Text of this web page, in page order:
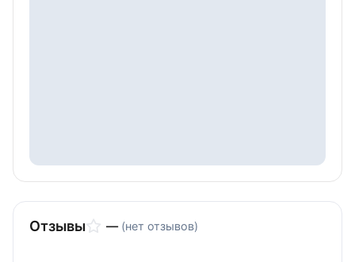
Отзывы — (нет отзывов)